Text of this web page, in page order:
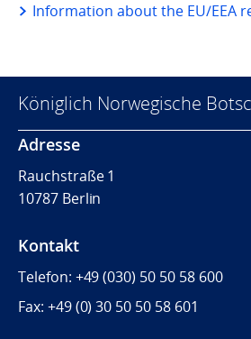
Information about the EU/EEA
Königlich Norwegische
Adresse
Rauchstraße 1
10787 Berlin
Kontakt
Telefon: +49 (030) 50 50 58 600
Fax: +49 (0) 30 50 50 58 601